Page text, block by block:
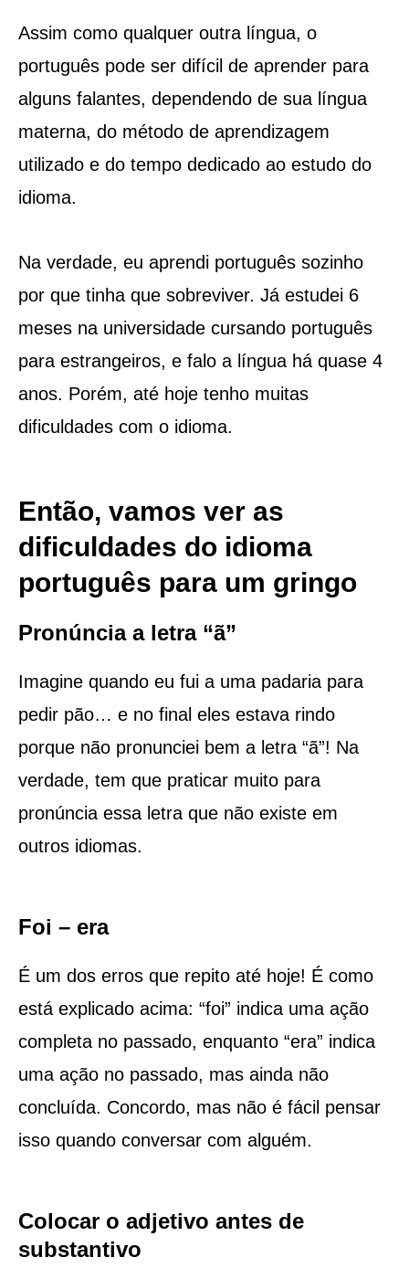
Assim como qualquer outra língua, o
português pode ser difícil de aprender para
alguns falantes, dependendo de sua língua
materna, do método de aprendizagem
utilizado e do tempo dedicado ao estudo do
idioma.
Na verdade, eu aprendi português sozinho
por que tinha que sobreviver. Já estudei 6
meses na universidade cursando português
para estrangeiros, e falo a língua há quase 4
anos. Porém, até hoje tenho muitas
dificuldades com o idioma.
Então, vamos ver as
dificuldades do idioma
português para um gringo
Pronúncia a letra “ã”
Imagine quando eu fui a uma padaria para
pedir pão… e no final eles estava rindo
porque não pronunciei bem a letra “ã”! Na
verdade, tem que praticar muito para
pronúncia essa letra que não existe em
outros idiomas.
Foi – era
É um dos erros que repito até hoje! É como
está explicado acima: “foi” indica uma ação
completa no passado, enquanto “era” indica
uma ação no passado, mas ainda não
concluída. Concordo, mas não é fácil pensar
isso quando conversar com alguém.
Colocar o adjetivo antes de
substantivo